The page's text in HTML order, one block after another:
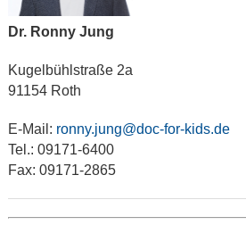
Dr. Ronny Jung
Kugelbühlstraße 2a
91154 Roth
E-Mail: ronny.jung@doc-for-kids.de
Tel.: 09171-6400
Fax: 09171-2865